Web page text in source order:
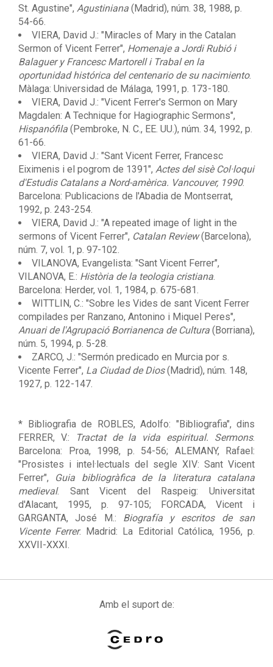
St. Agustine", Agustiniana (Madrid), núm. 38, 1988, p.
54-66.
VIERA, David J.: "Miracles of Mary in the Catalan
Sermon of Vicent Ferrer", Homenaje a Jordi Rubió i
Balaguer y Francesc Martorell i Trabal en la
oportunidad histórica del centenario de su nacimiento.
Màlaga: Universidad de Málaga, 1991, p. 173-180.
VIERA, David J.: "Vicent Ferrer's Sermon on Mary
Magdalen: A Technique for Hagiographic Sermons",
Hispanófila (Pembroke, N. C., EE. UU.), núm. 34, 1992, p.
61-66.
VIERA, David J.: "Sant Vicent Ferrer, Francesc
Eiximenis i el pogrom de 1391", Actes del sisè Col·loqui
d'Estudis Catalans a Nord-amèrica. Vancouver, 1990.
Barcelona: Publicacions de l'Abadia de Montserrat,
1992, p. 243-254.
VIERA, David J.: "A repeated image of light in the
sermons of Vicent Ferrer", Catalan Review(Barcelona),
núm. 7, vol. 1, p. 97-102.
VILANOVA, Evangelista: "Sant Vicent Ferrer",
VILANOVA, E.: Història de la teologia cristiana
Barcelona: Herder, vol. 1, 1984, p. 675-681.
WITTLIN, C.: "Sobre les Vides de sant Vicent Ferrer
compilades per Ranzano, Antonino i Miquel Peres",
Anuari de l'Agrupació Borrianenca de Cultura (Borriana),
núm. 5, 1994, p. 5-28.
ZARCO, J.: "Sermón predicado en Murcia por s.
Vicente Ferrer", La Ciudad de Dios(Madrid), núm. 148,
1927, p. 122-147.
* Bibliografia de ROBLES, Adolfo: "Bibliografia", dins
FERRER, V.:
Tractat de la vida espiritual. Sermons.
Barcelona: Proa, 1998, p. 54-56; ALEMANY, Rafael:
"Prosistes i intel·lectuals del segle XIV: Sant Vicent
Ferrer", Guia bibliogràfica de la literatura catalana
medieval. Sant Vicent del Raspeig: Universitat
d'Alacant, 1995, p. 97-105; FORCADA, Vicent i
GARGANTA, José M.: Biografía y escritos de san
Vicente Ferrer. Madrid: La Editorial Católica, 1956, p.
XXVII-XXXI.
Amb el suport de: